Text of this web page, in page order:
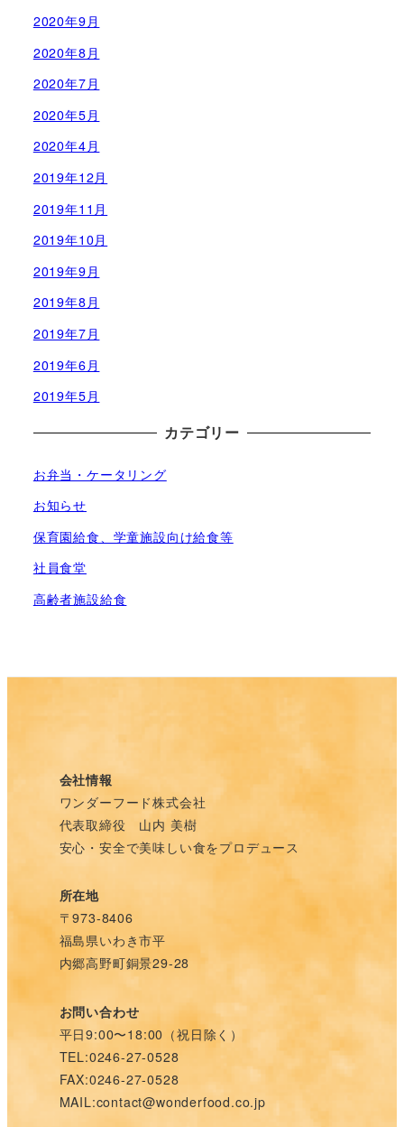
2020年9月
2020年8月
2020年7月
2020年5月
2020年4月
2019年12月
2019年11月
2019年10月
2019年9月
2019年8月
2019年7月
2019年6月
2019年5月
カテゴリー
お弁当・ケータリング
お知らせ
保育園給食、学童施設向け給食等
社員食堂
高齢者施設給食
会社情報
ワンダーフード株式会社
代表取締役 山内 美樹
安心・安全で美味しい食をプロデュース
所在地
〒973-8406
福島県いわき市平
内郷高野町銅景29-28
お問い合わせ
平日9:00〜18:00（祝日除く）
TEL:0246-27-0528
FAX:0246-27-0528
MAIL:contact@wonderfood.co.jp